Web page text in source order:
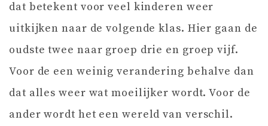
dat betekent voor veel kinderen weer
uitkijken naar de volgende klas. Hier gaan de
oudste twee naar groep drie en groep vijf.
Voor de een weinig verandering behalve dan
dat alles weer wat moeilijker wordt. Voor de
ander wordt het een wereld van verschil.